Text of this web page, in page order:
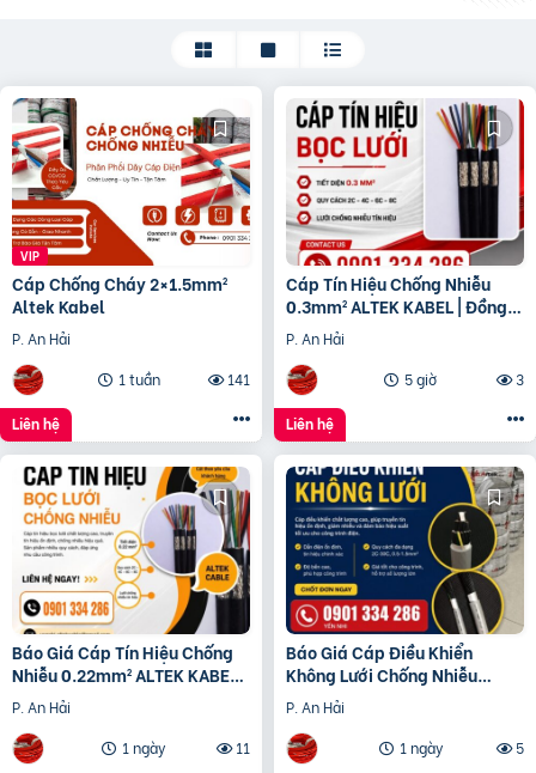
Cáp Chống Cháy 2×1.5mm²
Altek Kabel
P. An Hải
1 tuần
141
Liên hệ
Cáp Tín Hiệu Chống Nhiễu
0.3mm² ALTEK KABEL | Đồng
Nguyên Chất 100%
P. An Hải
5 giờ
3
Liên hệ
Báo Giá Cáp Tín Hiệu Chống
Nhiễu 0.22mm² ALTEK KABEL |
Đồng Nguyên Chất 100%
P. An Hải
1 ngày
11
Báo Giá Cáp Điều Khiển
Không Lưới Chống Nhiễu
ALTEK KABEL | Đồng Nguyên
Chất 100%
P. An Hải
1 ngày
5